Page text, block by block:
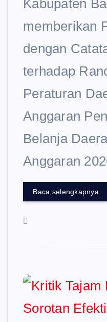
Kabupaten
memberikan
dengan
terhadap
Peraturan
Anggaran
Belanja
Anggaran
Baca selengkapnya